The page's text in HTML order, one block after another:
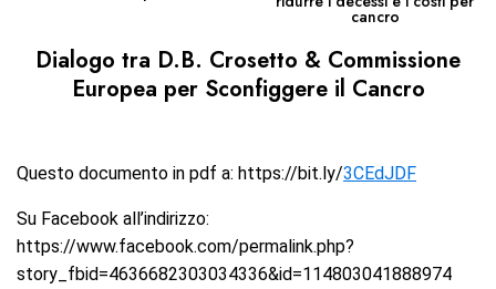
cancro
Dialogo tra D.B. Crosetto & Commissione
Europea per Sconfiggere il Cancro
Questo documento in pdf a: https://bit.ly/3CEdJDF
Su Facebook all’indirizzo:
https://www.facebook.com/permalink.php?
story_fbid=4636682303034336&id=114803041888974